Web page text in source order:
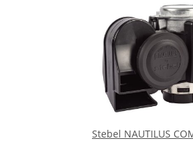
Stebel NAUTILUS